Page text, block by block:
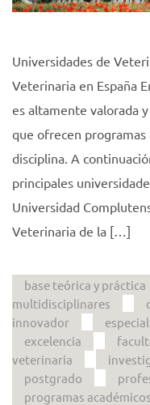
Universidades de
Veterinaria en España
es altamente valorada
que ofrecen programas
disciplina. A
principales
Universidad
Veterinaria de la […]
base teórica y práctica
multidisciplinares
innovador
excelencia
veterinaria
postgrado
programas académicos